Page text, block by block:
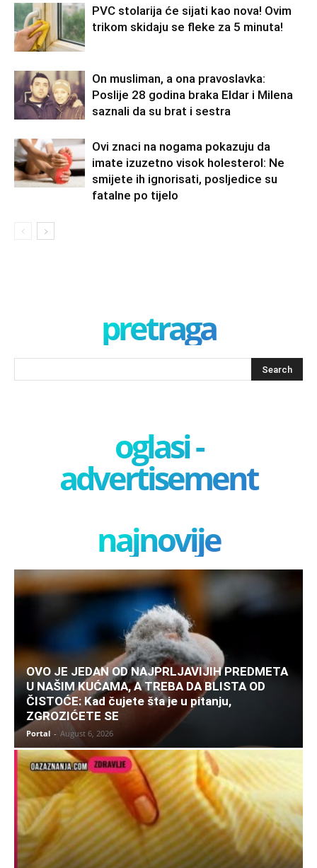
PVC stolarija će sijati kao nova! Ovim
trikom skidaju se fleke za 5 minuta!
On musliman, a ona pravoslavka:
Poslije 28 godina braka Eldar i Milena
saznali da su brat i sestra
Ovi znaci na nogama pokazuju da
imate izuzetno visok holesterol: Ne
smijete ih ignorisati, posljedice su
fatalne po tijelo
pretraga
oglasi -
advertisement
najnovije
OVO JE JEDAN OD NAJPRLJAVIJIH PREDMETA
U NAŠIM KUĆAMA, A TREBA DA BLISTA OD
ČISTOĆE: Kad čujete šta je u pitanju,
ZGROZIĆETE SE
Portal - August 6, 2026